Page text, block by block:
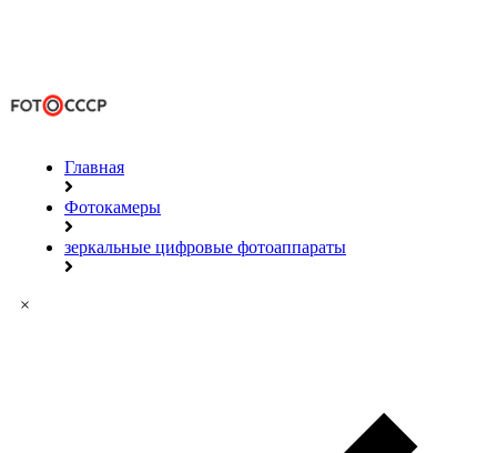
Главная
Фотокамеры
зеркальные цифровые фотоаппараты
×